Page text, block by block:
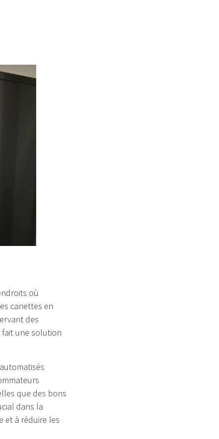
où
canettes en
des
une solution
que des bons
dans la
et à réduire les